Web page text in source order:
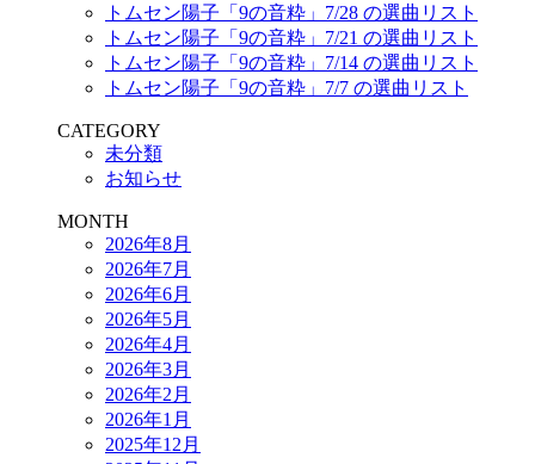
トムセン陽子「9の音粋」7/28 の選曲リスト
トムセン陽子「9の音粋」7/21 の選曲リスト
トムセン陽子「9の音粋」7/14 の選曲リスト
トムセン陽子「9の音粋」7/7 の選曲リスト
CATEGORY
未分類
お知らせ
MONTH
2026年8月
2026年7月
2026年6月
2026年5月
2026年4月
2026年3月
2026年2月
2026年1月
2025年12月